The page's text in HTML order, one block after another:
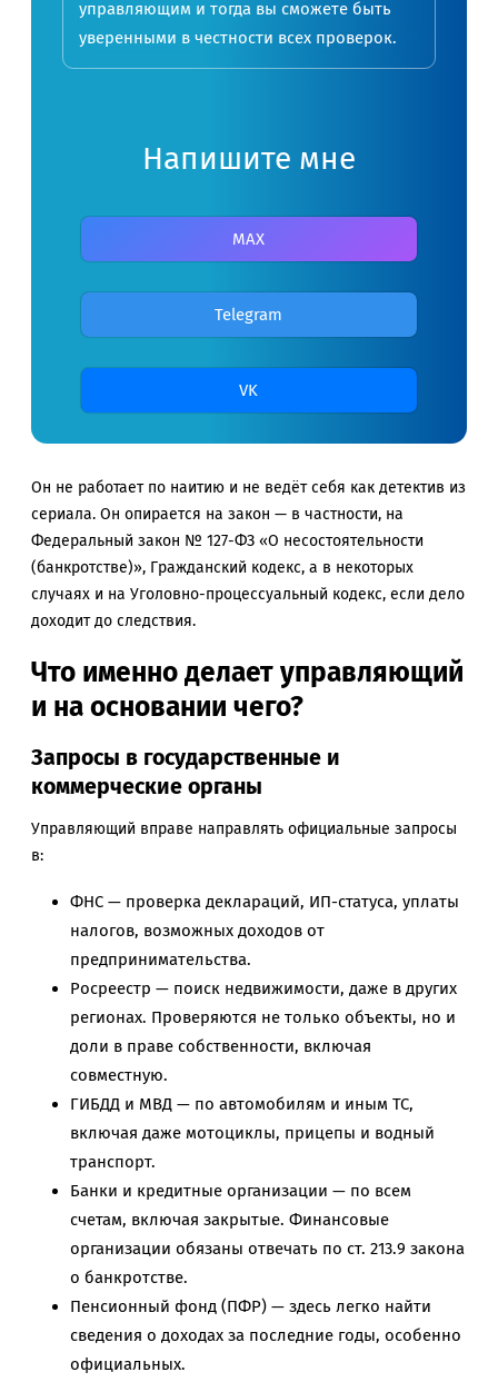
Напишите мне
MAX
Telegram
VK
управляющим и тогда вы сможете быть
уверенными в честности всех проверок.
Он не работает по наитию и не ведёт себя как детектив из
сериала. Он опирается на закон — в частности, на
Федеральный закон № 127-ФЗ «О несостоятельности
(банкротстве)», Гражданский кодекс, а в некоторых
случаях и на Уголовно-процессуальный кодекс, если дело
доходит до следствия.
Что именно делает управляющий
и на основании чего?
Запросы в государственные и
коммерческие органы
Управляющий вправе направлять официальные запросы
в:
ФНС — проверка деклараций, ИП-статуса, уплаты
налогов, возможных доходов от
предпринимательства.
Росреестр — поиск недвижимости, даже в других
регионах. Проверяются не только объекты, но и
доли в праве собственности, включая
совместную.
ГИБДД и МВД — по автомобилям и иным ТС,
включая даже мотоциклы, прицепы и водный
транспорт.
Банки и кредитные организации — по всем
счетам, включая закрытые. Финансовые
организации обязаны отвечать по ст. 213.9 закона
о банкротстве.
Пенсионный фонд (ПФР) — здесь легко найти
сведения о доходах за последние годы, особенно
официальных.